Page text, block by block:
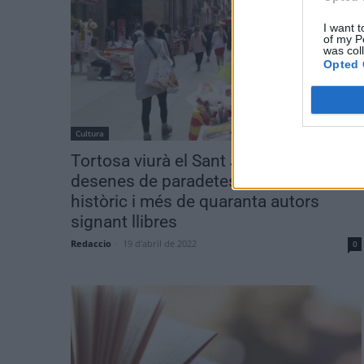
I want
of my
was
Opted
Cultura
Tortosa viurà el Sant Jordi amb
desenes de paradetes al centre
històric i més de quaranta autors
signant llibres
Redaccio 19 d'abril de 2022 0